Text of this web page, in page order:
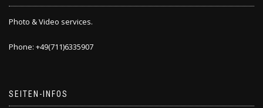
Photo & Video services.
Phone: +49(711)6335907
SEITEN-INFOS